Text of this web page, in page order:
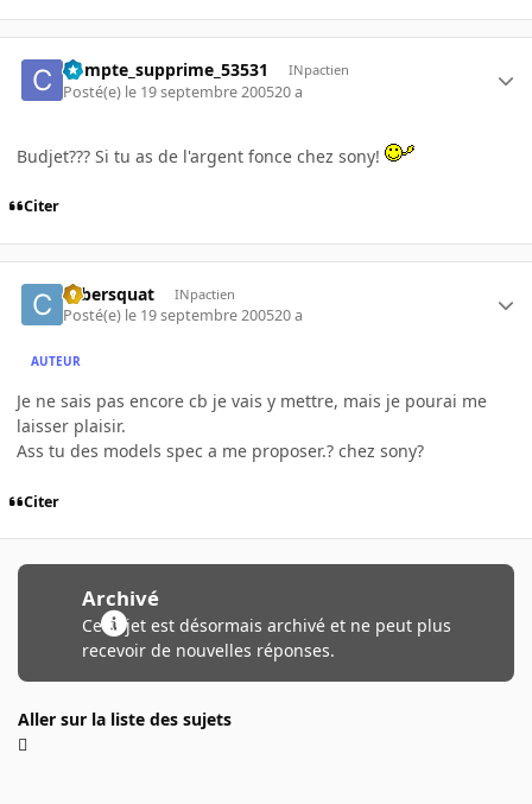
Compte_supprime_53531 INpactien
Posté(e) le 19 septembre 200520 a
Budjet??? Si tu as de l'argent fonce chez sony!
Citer
cybersquat INpactien
Posté(e) le 19 septembre 200520 a
AUTEUR
Je ne sais pas encore cb je vais y mettre, mais je pourai me
laisser plaisir.
Ass tu des models spec a me proposer.? chez sony?
Citer
Archivé
Ce sujet est désormais archivé et ne peut plus
recevoir de nouvelles réponses.
Aller sur la liste des sujets